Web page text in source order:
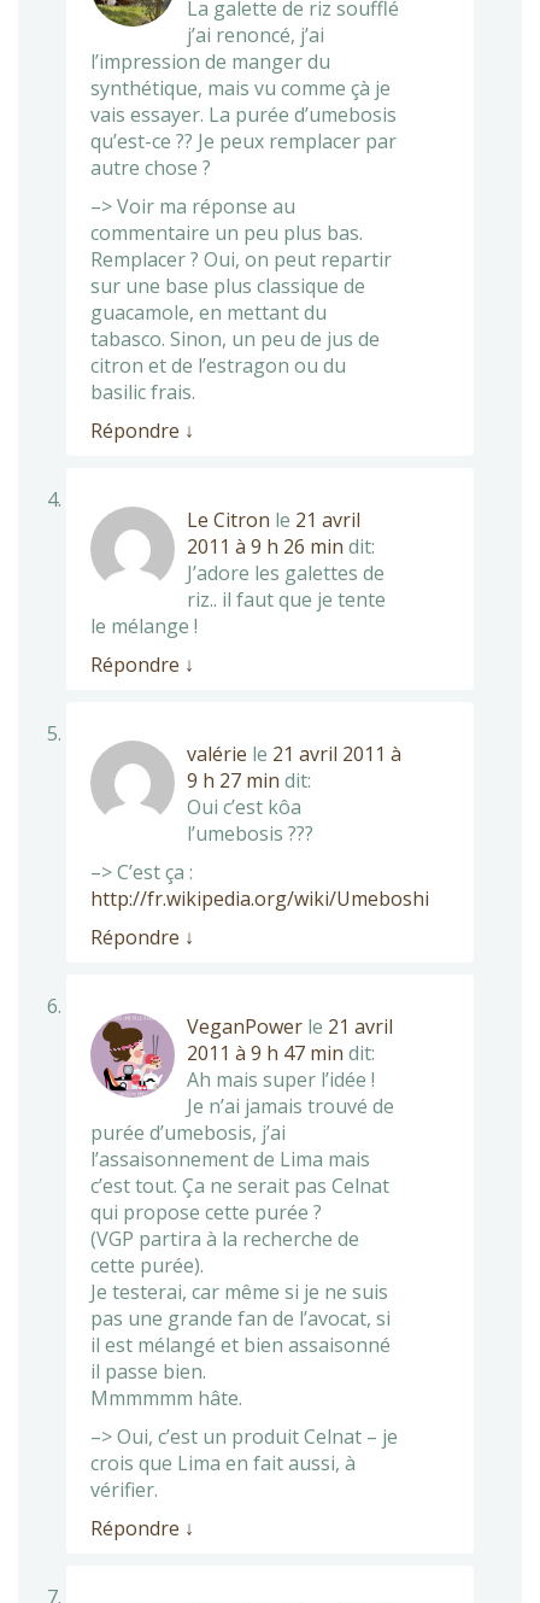
La galette de riz soufflé
j’ai renoncé, j’ai
l’impression de manger du
synthétique, mais vu comme çà je
vais essayer. La purée d’umebosis
qu’est-ce ?? Je peux remplacer par
autre chose ?
–> Voir ma réponse au
commentaire un peu plus bas.
Remplacer ? Oui, on peut repartir
sur une base plus classique de
guacamole, en mettant du
tabasco. Sinon, un peu de jus de
citron et de l’estragon ou du
basilic frais.
Répondre ↓
Le Citron le 21 avril
2011 à 9 h 26 min dit:
J’adore les galettes de
riz.. il faut que je tente
le mélange !
Répondre ↓
valérie le 21 avril 2011 à
9 h 27 min dit:
Oui c’est kôa
l’umebosis ???
–> C’est ça :
http://fr.wikipedia.org/wiki/Umeboshi
Répondre ↓
VeganPower le 21 avril
2011 à 9 h 47 min dit:
Ah mais super l’idée !
Je n’ai jamais trouvé de
purée d’umebosis, j’ai
l’assaisonnement de Lima mais
c’est tout. Ça ne serait pas Celnat
qui propose cette purée ?
(VGP partira à la recherche de
cette purée).
Je testerai, car même si je ne suis
pas une grande fan de l’avocat, si
il est mélangé et bien assaisonné
il passe bien.
Mmmmmm hâte.
–> Oui, c’est un produit Celnat – je
crois que Lima en fait aussi, à
vérifier.
Répondre ↓